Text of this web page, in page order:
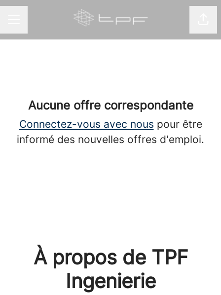
Aucune offre correspondante
Connectez-vous avec nous pour être
informé des nouvelles offres d'emploi.
À propos de TPF
Ingenierie